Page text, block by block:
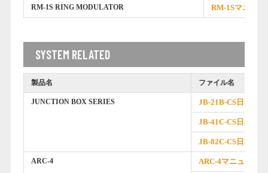
RM-1S RING MODULATOR RM-1Sマニュア
SYSTEM RELATED
製品名 ファイル名
JUNCTION BOX SERIES JB-21B-CS日本語
JB-41C-CS日本語
JB-82C-CS日本語
ARC-4 ARC-4マニュアル